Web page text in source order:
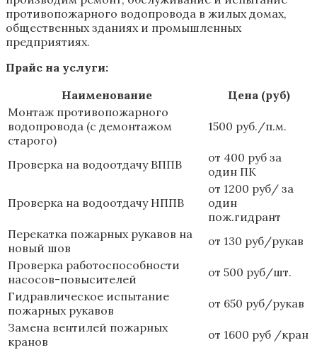
противопожарного водопровода в жилых домах,
общественных зданиях и промышленных
предприятиях.
Прайс на услуги:
Наименование
Цена (руб)
Монтаж противопожарного
водопровода (с демонтажом
старого)
1500 руб./п.м.
Проверка на водоотдачу ВППВ
от 400 руб за
один ПК
Проверка на водоотдачу НППВ
от 1200 руб/ за
один
пож.гидрант
Перекатка пожарных рукавов на
новый шов
от 130 руб/рукав
Проверка работоспособности
насосов-повысителей
от 500 руб/шт.
Гидравлическое испытание
пожарных рукавов
от 650 руб/рукав
Замена вентилей пожарных
кранов
от 1600 руб /кран